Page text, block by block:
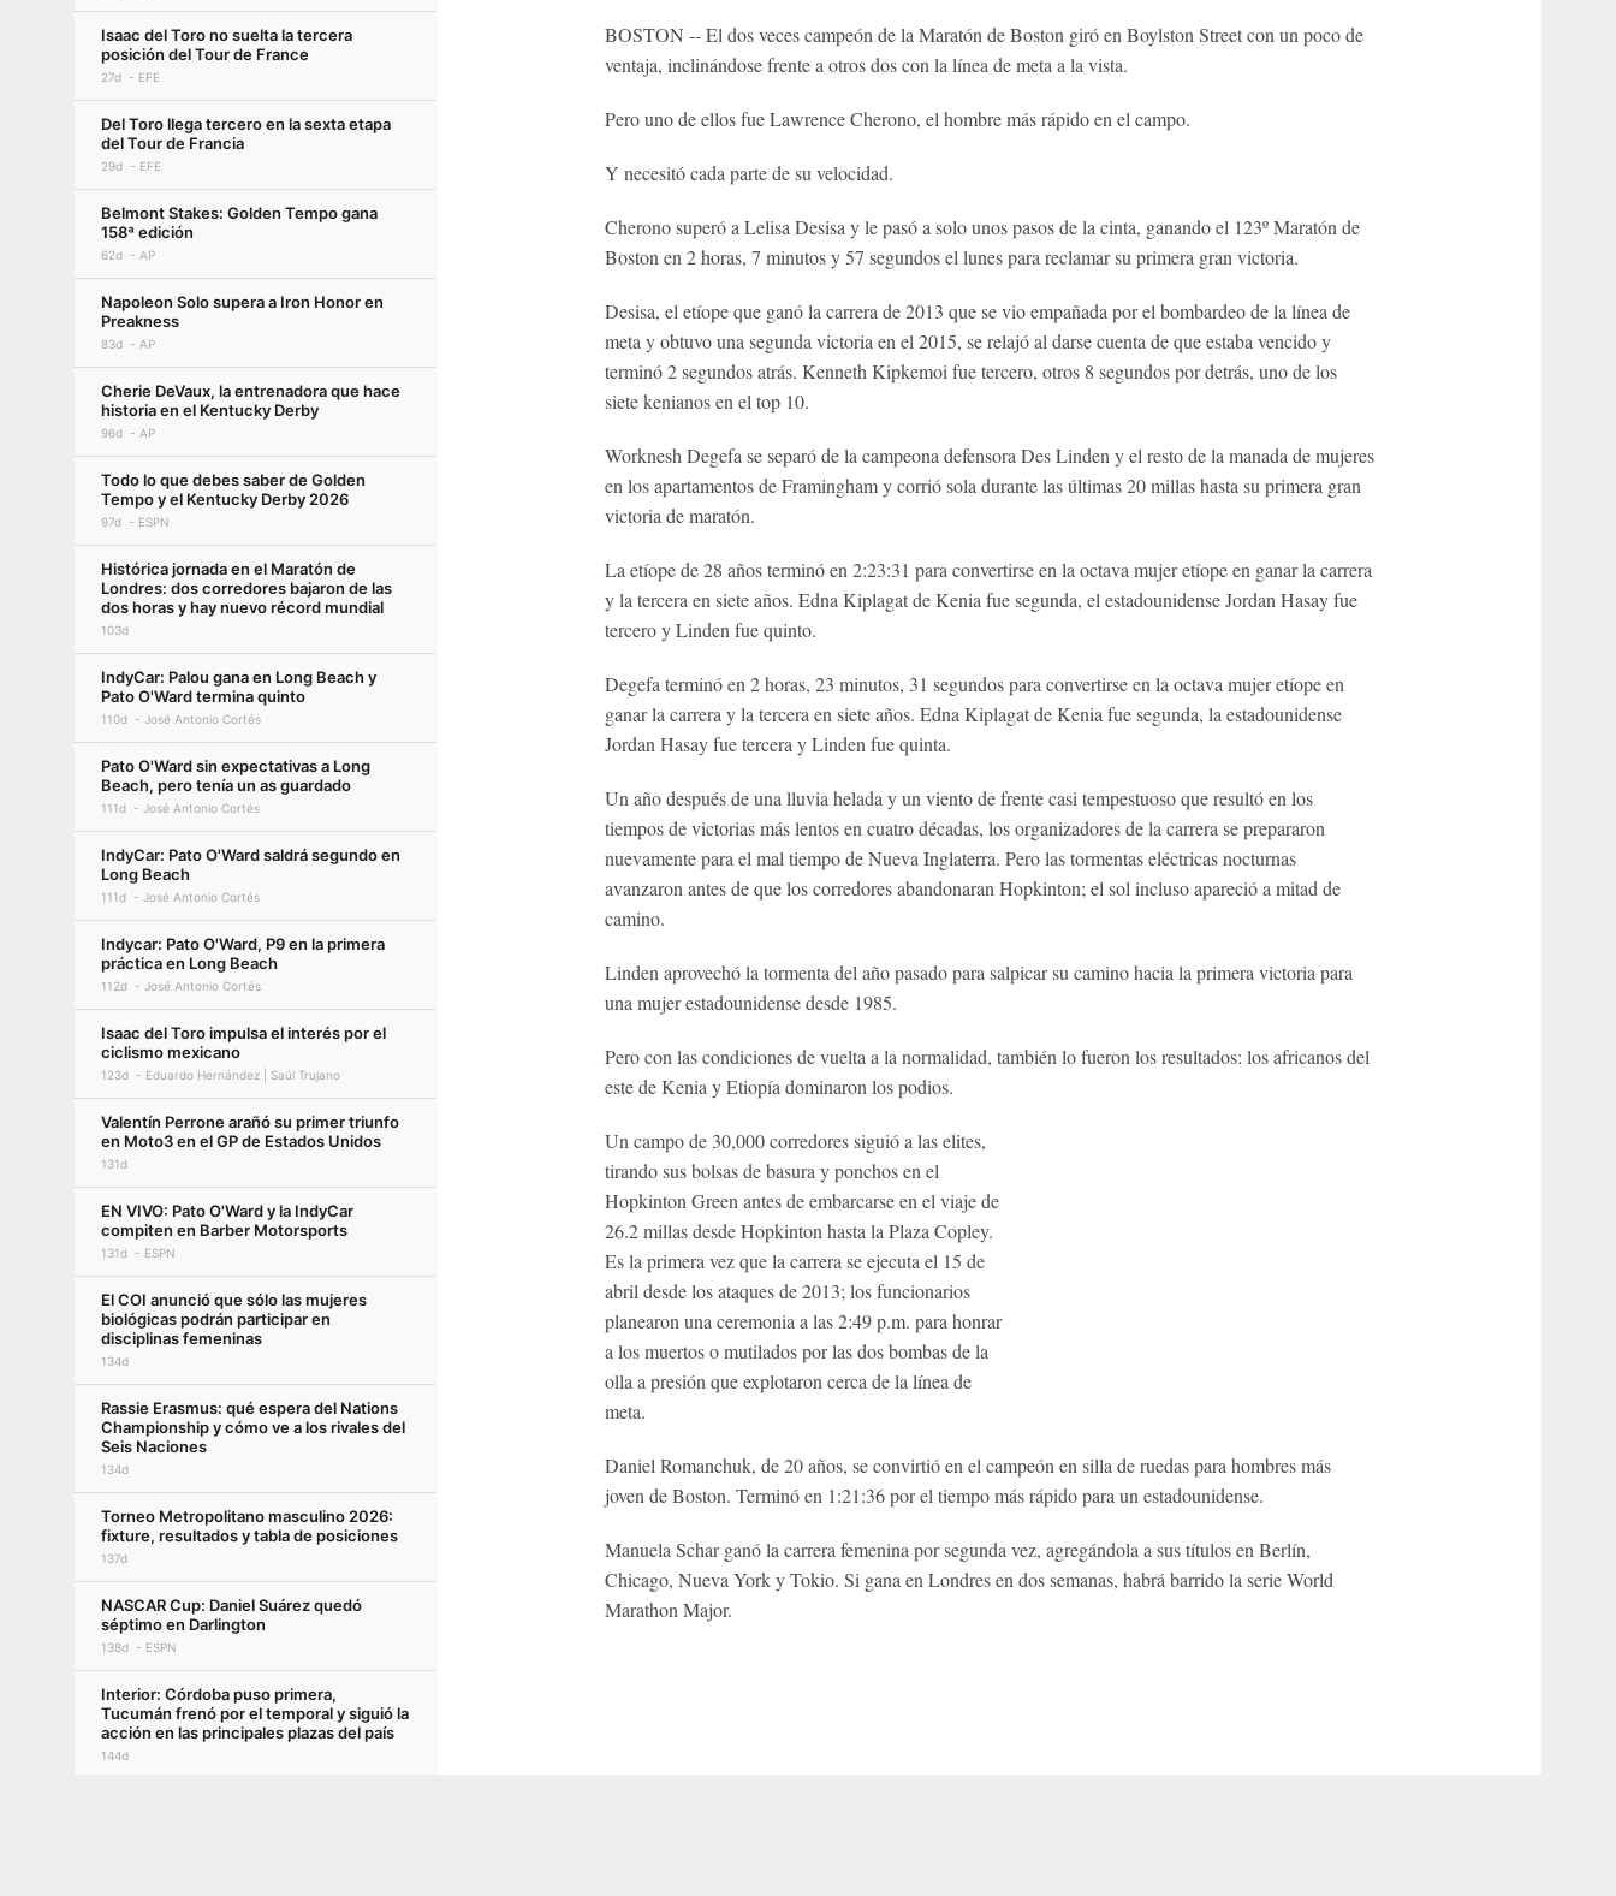
Isaac del Toro no suelta la tercera
posición del Tour de France
27d EFE
Del Toro llega tercero en la sexta etapa
del Tour de Francia
29d EFE
Belmont Stakes: Golden Tempo gana
158ª edición
62d AP
Napoleon Solo supera a Iron Honor en
Preakness
83d AP
Cherie DeVaux, la entrenadora que hace
historia en el Kentucky Derby
96d AP
Todo lo que debes saber de Golden
Tempo y el Kentucky Derby 2026
97d ESPN
Histórica jornada en el Maratón de
Londres: dos corredores bajaron de las
dos horas y hay nuevo récord mundial
103d
IndyCar: Palou gana en Long Beach y
Pato O'Ward termina quinto
110d José Antonio Cortés
Pato O'Ward sin expectativas a Long
Beach, pero tenía un as guardado
111d José Antonio Cortés
IndyCar: Pato O'Ward saldrá segundo en
Long Beach
111d José Antonio Cortés
Indycar: Pato O'Ward, P9 en la primera
práctica en Long Beach
112d José Antonio Cortés
Isaac del Toro impulsa el interés por el
ciclismo mexicano
123d Eduardo Hernández | Saúl Trujano
Valentín Perrone arañó su primer triunfo
en Moto3 en el GP de Estados Unidos
131d
EN VIVO: Pato O'Ward y la IndyCar
compiten en Barber Motorsports
131d ESPN
El COI anunció que sólo las mujeres
biológicas podrán participar en
disciplinas femeninas
134d
Rassie Erasmus: qué espera del Nations
Championship y cómo ve a los rivales del
Seis Naciones
134d
Torneo Metropolitano masculino 2026:
fixture, resultados y tabla de posiciones
137d
NASCAR Cup: Daniel Suárez quedó
séptimo en Darlington
138d ESPN
Interior: Córdoba puso primera,
Tucumán frenó por el temporal y siguió la
acción en las principales plazas del país
144d
BOSTON -- El dos veces campeón de la Maratón de Boston giró en Boylston Street con un poco de
ventaja, inclinándose frente a otros dos con la línea de meta a la vista.
Pero uno de ellos fue Lawrence Cherono, el hombre más rápido en el campo.
Y necesitó cada parte de su velocidad.
Cherono superó a Lelisa Desisa y le pasó a solo unos pasos de la cinta, ganando el 123º Maratón de
Boston en 2 horas, 7 minutos y 57 segundos el lunes para reclamar su primera gran victoria.
Desisa, el etíope que ganó la carrera de 2013 que se vio empañada por el bombardeo de la línea de
meta y obtuvo una segunda victoria en el 2015, se relajó al darse cuenta de que estaba vencido y
terminó 2 segundos atrás. Kenneth Kipkemoi fue tercero, otros 8 segundos por detrás, uno de los
siete kenianos en el top 10.
Worknesh Degefa se separó de la campeona defensora Des Linden y el resto de la manada de mujeres
en los apartamentos de Framingham y corrió sola durante las últimas 20 millas hasta su primera gran
victoria de maratón.
La etíope de 28 años terminó en 2:23:31 para convertirse en la octava mujer etíope en ganar la carrera
y la tercera en siete años. Edna Kiplagat de Kenia fue segunda, el estadounidense Jordan Hasay fue
tercero y Linden fue quinto.
Degefa terminó en 2 horas, 23 minutos, 31 segundos para convertirse en la octava mujer etíope en
ganar la carrera y la tercera en siete años. Edna Kiplagat de Kenia fue segunda, la estadounidense
Jordan Hasay fue tercera y Linden fue quinta.
Un año después de una lluvia helada y un viento de frente casi tempestuoso que resultó en los
tiempos de victorias más lentos en cuatro décadas, los organizadores de la carrera se prepararon
nuevamente para el mal tiempo de Nueva Inglaterra. Pero las tormentas eléctricas nocturnas
avanzaron antes de que los corredores abandonaran Hopkinton; el sol incluso apareció a mitad de
camino.
Linden aprovechó la tormenta del año pasado para salpicar su camino hacia la primera victoria para
una mujer estadounidense desde 1985.
Pero con las condiciones de vuelta a la normalidad, también lo fueron los resultados: los africanos del
este de Kenia y Etiopía dominaron los podios.
Un campo de 30,000 corredores siguió a las elites,
tirando sus bolsas de basura y ponchos en el
Hopkinton Green antes de embarcarse en el viaje de
26.2 millas desde Hopkinton hasta la Plaza Copley.
Es la primera vez que la carrera se ejecuta el 15 de
abril desde los ataques de 2013; los funcionarios
planearon una ceremonia a las 2:49 p.m. para honrar
a los muertos o mutilados por las dos bombas de la
olla a presión que explotaron cerca de la línea de
meta.
Daniel Romanchuk, de 20 años, se convirtió en el campeón en silla de ruedas para hombres más
joven de Boston. Terminó en 1:21:36 por el tiempo más rápido para un estadounidense.
Manuela Schar ganó la carrera femenina por segunda vez, agregándola a sus títulos en Berlín,
Chicago, Nueva York y Tokio. Si gana en Londres en dos semanas, habrá barrido la serie World
Marathon Major.